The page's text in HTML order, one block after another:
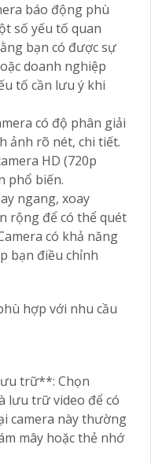
báo động phù
số yếu tố quan
bạn có được sự
doanh nghiệp
tố cần lưu ý khi
có độ phân giải
ảnh rõ nét, chi tiết.
HD (720p
phổ biến.
ngang, xoay
rộng để có thể quét
có khả năng
bạn điều chỉnh
trữ**: Chọn
lưu trữ video để có
camera này thường
mây hoặc thẻ nhớ